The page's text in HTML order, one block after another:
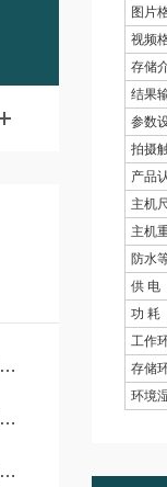
图片
视频
存储
结果
参数
拍摄
产品
主机
主机
防水
供 电
功 耗
工作
存储
环境